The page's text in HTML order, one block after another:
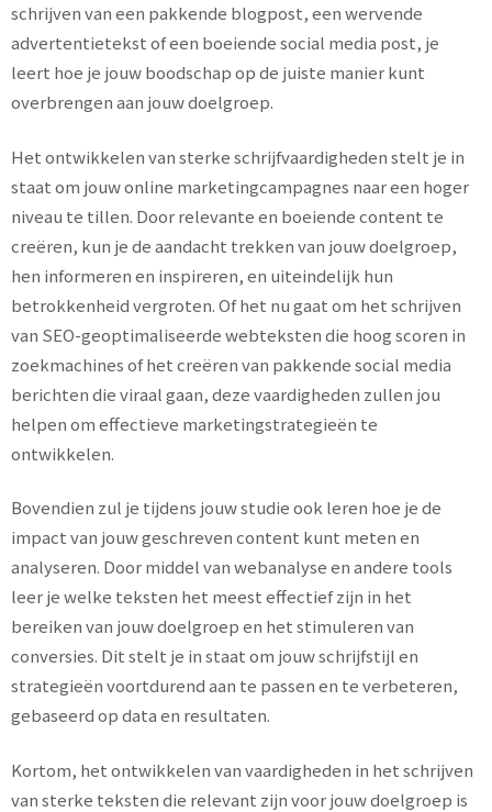
schrijven van een pakkende blogpost, een wervende
advertentietekst of een boeiende social media post, je
leert hoe je jouw boodschap op de juiste manier kunt
overbrengen aan jouw doelgroep.
Het ontwikkelen van sterke schrijfvaardigheden stelt je in
staat om jouw online marketingcampagnes naar een hoger
niveau te tillen. Door relevante en boeiende content te
creëren, kun je de aandacht trekken van jouw doelgroep,
hen informeren en inspireren, en uiteindelijk hun
betrokkenheid vergroten. Of het nu gaat om het schrijven
van SEO-geoptimaliseerde webteksten die hoog scoren in
zoekmachines of het creëren van pakkende social media
berichten die viraal gaan, deze vaardigheden zullen jou
helpen om effectieve marketingstrategieën te
ontwikkelen.
Bovendien zul je tijdens jouw studie ook leren hoe je de
impact van jouw geschreven content kunt meten en
analyseren. Door middel van webanalyse en andere tools
leer je welke teksten het meest effectief zijn in het
bereiken van jouw doelgroep en het stimuleren van
conversies. Dit stelt je in staat om jouw schrijfstijl en
strategieën voortdurend aan te passen en te verbeteren,
gebaseerd op data en resultaten.
Kortom, het ontwikkelen van vaardigheden in het schrijven
van sterke teksten die relevant zijn voor jouw doelgroep is